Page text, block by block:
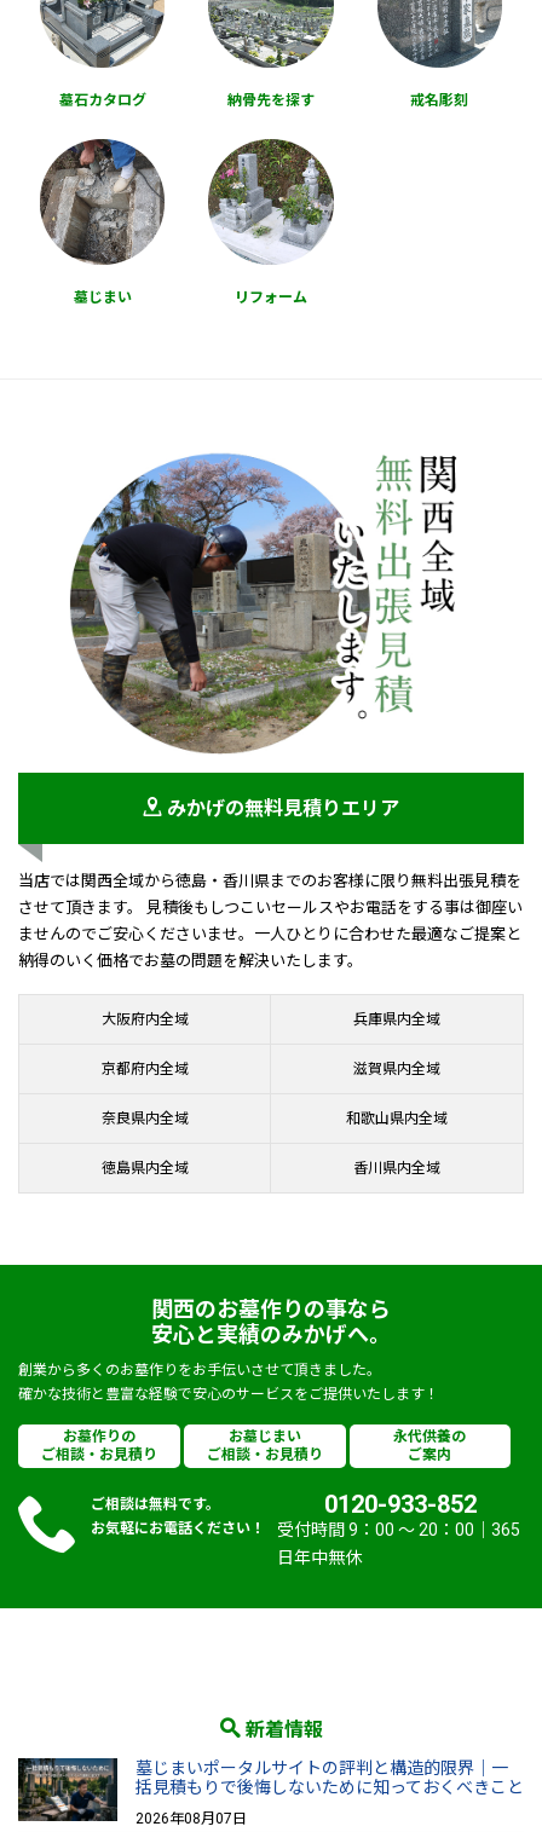
墓石カタログ 納骨先を探す 戒名彫刻
墓じまい リフォーム
みかげの無料見積りエリア
当店では関西全域から徳島・香川県までのお客様に限り無料出張見積を
させて頂きます。 見積後もしつこいセールスやお電話をする事は御座い
ませんのでご安心くださいませ。一人ひとりに合わせた最適なご提案と
納得のいく価格でお墓の問題を解決いたします。
大阪府内全域 兵庫県内全域
京都府内全域 滋賀県内全域
奈良県内全域 和歌山県内全域
徳島県内全域 香川県内全域
関西のお墓作りの事なら
安心と実績のみかげへ。
創業から多くのお墓作りをお手伝いさせて頂きました。
確かな技術と豊富な経験で安心のサービスをご提供いたします！
お墓作りの
ご相談・お見積り
お墓じまい
ご相談・お見積り
永代供養の
ご案内
ご相談は無料です。
お気軽にお電話ください！
0120-933-852
受付時間 9：00 〜 20：00｜365
日年中無休
新着情報
墓じまいポータルサイトの評判と構造的限界｜一
括見積もりで後悔しないために知っておくべきこと
2026年08月07日